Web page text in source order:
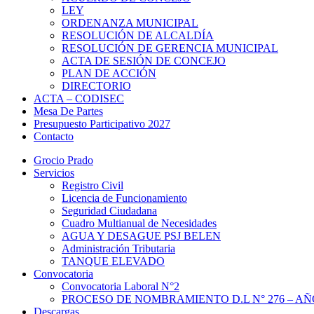
LEY
ORDENANZA MUNICIPAL
RESOLUCIÓN DE ALCALDÍA
RESOLUCIÓN DE GERENCIA MUNICIPAL
ACTA DE SESIÓN DE CONCEJO
PLAN DE ACCIÓN
DIRECTORIO
ACTA – CODISEC
Mesa De Partes
Presupuesto Participativo 2027
Contacto
Grocio Prado
Servicios
Registro Civil
Licencia de Funcionamiento
Seguridad Ciudadana
Cuadro Multianual de Necesidades
AGUA Y DESAGUE PSJ BELEN
Administración Tributaria
TANQUE ELEVADO
Convocatoria
Convocatoria Laboral N°2
PROCESO DE NOMBRAMIENTO D.L N° 276 –
Descargas